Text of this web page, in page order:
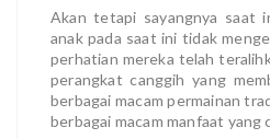
Akan tetapi sayangnya saat
anak pada saat ini tidak
perhatian mereka telah
perangkat canggih yang
berbagai macam permainan
berbagai macam manfaat yang